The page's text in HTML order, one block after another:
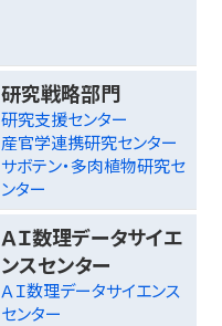
研究戦略部門
研究支援センター
産官学連携研究センター
サボテン・多肉植物研究セ
ンター
ＡＩ数理データサイエ
ンスセンター
ＡＩ数理データサイエンス
センター